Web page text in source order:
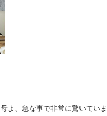
母よ、急な事で非常に驚いてい